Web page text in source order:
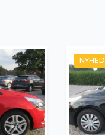
NYHED